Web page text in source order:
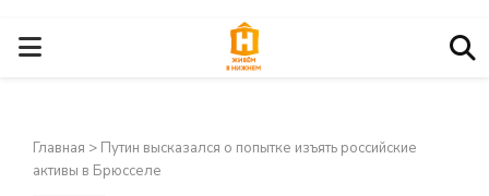
О
НГлавная > Путин высказался о попытке изъять российские
активы в Брюсселе